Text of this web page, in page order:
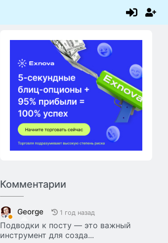
Комментарии
George 1 год назад
Подводки к посту — это важный
инструмент для созда...